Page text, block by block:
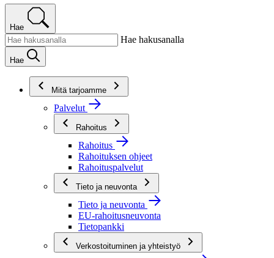
Hae
Hae hakusanalla
Hae
Mitä tarjoamme
Palvelut
Rahoitus
Rahoitus
Rahoituksen ohjeet
Rahoituspalvelut
Tieto ja neuvonta
Tieto ja neuvonta
EU-rahoitusneuvonta
Tietopankki
Verkostoituminen ja yhteistyö